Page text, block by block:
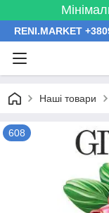
RENI.MARKET
Наші товари
608